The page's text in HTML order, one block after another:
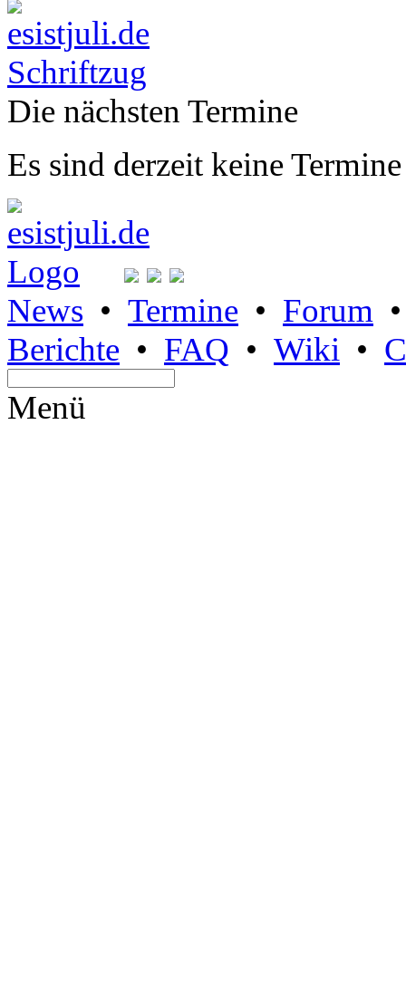
Die nächsten Termine
Es sind derzeit keine
News • Termine • Forum
Berichte • FAQ • Wiki •
Menü